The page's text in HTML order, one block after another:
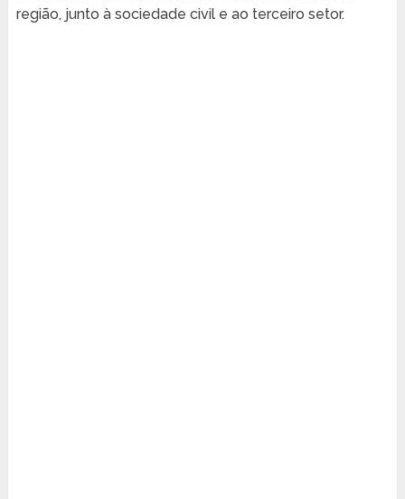
região, junto à sociedade civil e ao terceiro setor.